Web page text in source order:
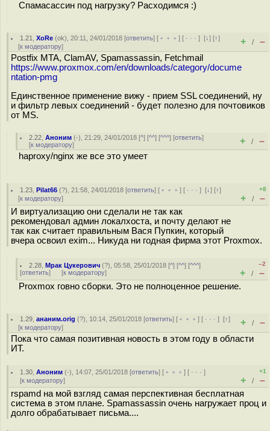
Спамасассин под нагрузку? Расходимся :)
1.21 ,XoRe (ok), 20:11, 24/01/2018 [ответить] [ ﹢﹢﹢] [ · · ·][↓] [↑]
[к модератору] + / –
Postfix MTA, ClamAV, Spamassassin, Fetchmail
https://www.proxmox.com/en/downloads/category/docume
ntation-pmg
Единственное применение вижу - прием SSL соединений, ну
и фильтр левых соединений - будет полезно для почтовиков
от MS.
2.22 ,Аноним (-), 21:29, 24/01/2018 [^] [^^] [^^^] [ответить]
[к модератору] + / –
haproxy/nginx же все это умеет
1.23 ,Pilat66 (?), 21:58, 24/01/2018 [ответить] [ ﹢﹢﹢] [ · · ·][↓] [↑]
[к модератору]
+8
+ / –
И виртуализацию они сделали не так как
рекомендовал админ локалхоста, и почту делают не
так как считает правильным Вася Пупкин, который
вчера освоил exim... Никуда ни годная фирма этот Proxmox.
2.28 ,Мрак Цукерович (?), 05:58, 25/01/2018 [^] [^^] [^^^]
[ответить] [к модератору]
–2
+ / –
Proxmox гoвнo сборки. Это не полноценное решение.
1.29 ,ананим.orig (?), 10:14, 25/01/2018 [ответить] [ ﹢﹢﹢] [ · · ·][↑]
[к модератору] + / –
Пока что самая позитивная новость в этом году в области
ИТ.
1.30 ,Аноним (-), 14:07, 25/01/2018 [ответить] [ ﹢﹢﹢] [ · · ·]
[к модератору]
+1
+ / –
rspamd на мой взгляд самая перспективная бесплатная
система в этом плане. Spamassassin очень нагружает проц и
долго обрабатывает письма....